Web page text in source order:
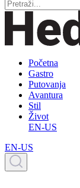
Početna
Gastro
Putovanja
Avantura
Stil
Život
EN-US
EN-US